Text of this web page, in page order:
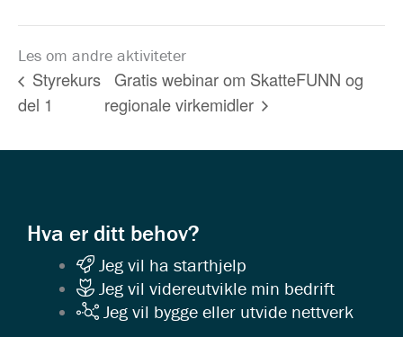
Les om andre aktiviteter
Styrekurs
del 1
Gratis webinar om SkatteFUNN og
regionale virkemidler
Hva er ditt behov?
Jeg vil ha starthjelp
Jeg vil videreutvikle min bedrift
Jeg vil bygge eller utvide nettverk